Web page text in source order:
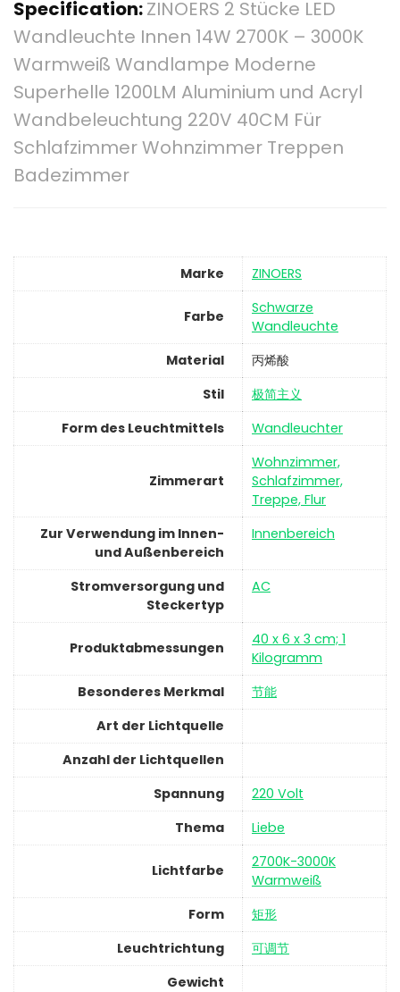
Specification:ZINOERS 2 Stücke LED
Wandleuchte Innen 14W 2700K – 3000K
Warmweiß Wandlampe Moderne
Superhelle 1200LM Aluminium und Acryl
Wandbeleuchtung 220V 40CM Für
Schlafzimmer Wohnzimmer Treppen
Badezimmer
Marke ‎ZINOERS
Farbe
‎Schwarze
Wandleuchte
Material
‎丙烯酸
Stil
‎极简主义
Form des Leuchtmittels
‎Wandleuchter
Zimmerart
‎Wohnzimmer,
Schlafzimmer,
Treppe, Flur
Zur Verwendung im Innen-
und Außenbereich
‎Innenbereich
Stromversorgung und
Steckertyp
‎AC
Produktabmessungen
‎40 x 6 x 3 cm; 1
Kilogramm
Besonderes Merkmal
‎节能
Art der Lichtquelle
Anzahl der Lichtquellen
Spannung
‎220 Volt
Thema
‎Liebe
Lichtfarbe
‎2700K-3000K
Warmweiß
Form
‎矩形
Leuchtrichtung
‎可调节
Gewicht